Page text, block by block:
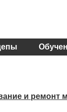
и ремонт